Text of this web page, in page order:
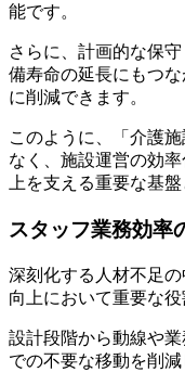
能です。
さらに、計画的な保
備寿命の延長にもつ
に削減できます。
このように、「介護
なく、施設運営の効
上を支える重要な基
スタッフ業務効率
深刻化する人材不足
向上において重要な役
設計段階から動線や
での不要な移動を削